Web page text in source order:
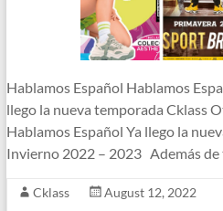
Hablamos Español Hablamos
llego la nueva temporada Cklass
Hablamos Español Ya llego la
Invierno 2022 – 2023 Además de
Cklass
August 12, 2022